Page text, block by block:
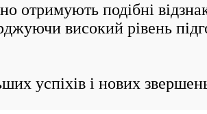
подібні
високий рівень
успіхів і нових